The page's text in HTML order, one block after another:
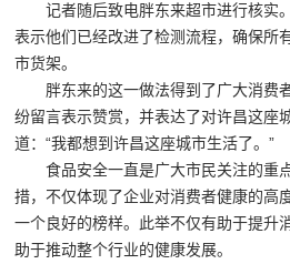
超
货
重
型
记者随后致电胖东来超市进行核实
表示他们已经改进了检测流程，确保所
市货架。
胖东来的这一做法得到了广大消费
纷留言表示赞赏，并表达了对许昌这座
道：“我都想到许昌这座城市生活了。”
食品安全一直是广大市民关注的重
措，不仅体现了企业对消费者健康的高
一个良好的榜样。此举不仅有助于提升
助于推动整个行业的健康发展。